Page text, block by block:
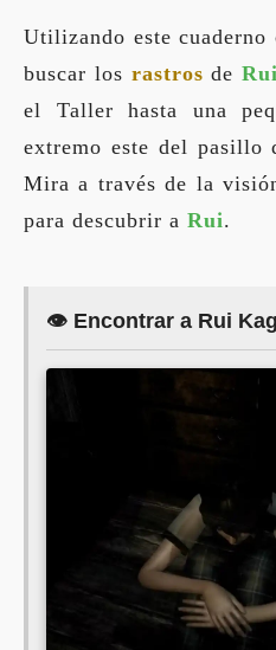
Utilizando este cuaderno
buscar los rastros de Rui
el Taller hasta una
extremo este del pasillo
Mira a través de la
para descubrir a Rui.
👁️ Encontrar a Rui